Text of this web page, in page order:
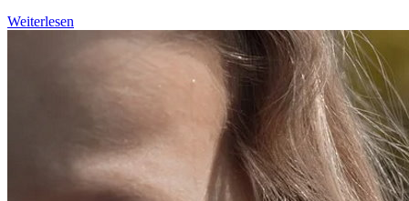
Weiterlesen